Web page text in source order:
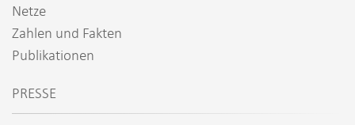
Netze
Zahlen und Fakten
Publikationen
PRESSE